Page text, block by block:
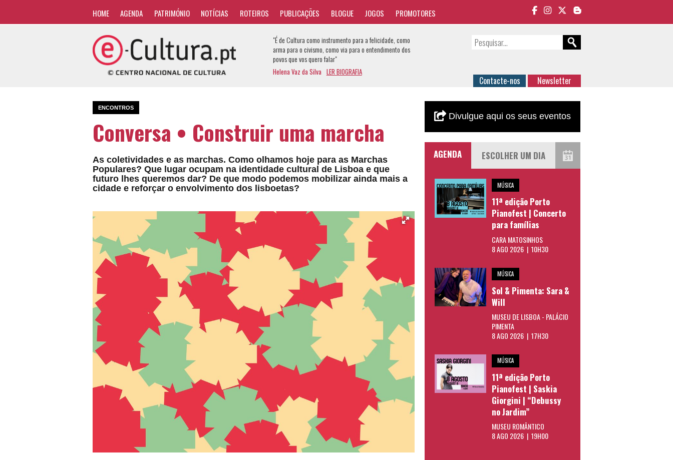
HOME AGENDA PATRIMÓNIO NOTÍCIAS ROTEIROS PUBLICAÇÕES BLOGUE JOGOS PROMOTORES
"É de Cultura como instrumento para a felicidade, como
arma para o civismo, como via para o entendimento dos
povos que vos quero falar"
Helena Vaz da Silva LER BIOGRAFIA
Contacte-nos Newsletter
ENCONTROS
Conversa • Construir uma marcha
As coletividades e as marchas. Como olhamos hoje para as Marchas
Populares? Que lugar ocupam na identidade cultural de Lisboa e que
futuro lhes queremos dar? De que modo podemos mobilizar ainda mais a
cidade e reforçar o envolvimento dos lisboetas?
Divulgue aqui os seus eventos
AGENDA
MÚSICA
11ª edição Porto
Pianofest | Concerto
para famílias
CARA MATOSINHOS
8 AGO 2026 | 10H30
MÚSICA
Sol & Pimenta: Sara &
Will
MUSEU DE LISBOA - PALÁCIO
PIMENTA
8 AGO 2026 | 17H30
MÚSICA
11ª edição Porto
Pianofest | Saskia
Giorgini | “Debussy
no Jardim”
MUSEU ROMÂNTICO
8 AGO 2026 | 19H00